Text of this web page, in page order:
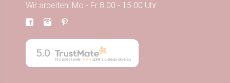
Wir arbeiten: Mo - Fr 8.00 - 15.00 Uhr
5.0
Na podstawie 884opinii z całego okresu